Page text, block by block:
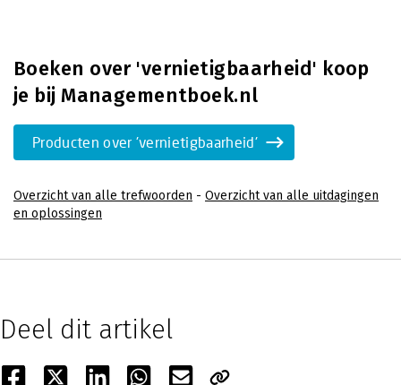
Boeken over 'vernietigbaarheid' koop
je bij Managementboek.nl
Producten over 'vernietigbaarheid'
Overzicht van alle trefwoorden - Overzicht van alle uitdagingen
en oplossingen
Deel dit artikel